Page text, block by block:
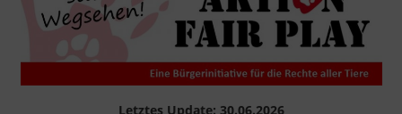
Letztes Update: 30.06.2026